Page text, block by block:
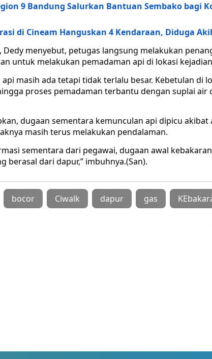
9 Bandung Salurkan Bantuan Sembako bagi
di Cineam Hanguskan 4 Kendaraan, Diduga
Dedy menyebut, petugas langsung melakukan
untuk melakukan pemadaman api di lokasi
api masih ada tetapi tidak terlalu besar. Kebetulan di
proses pemadaman terbantu dengan suplai air
dugaan sementara kemunculan api dipicu akibat
masih terus melakukan pendalaman.
sementara dari pegawai, dugaan awal
berasal dari dapur,” imbuhnya.(San).
bocor Ciwalk dapur gas